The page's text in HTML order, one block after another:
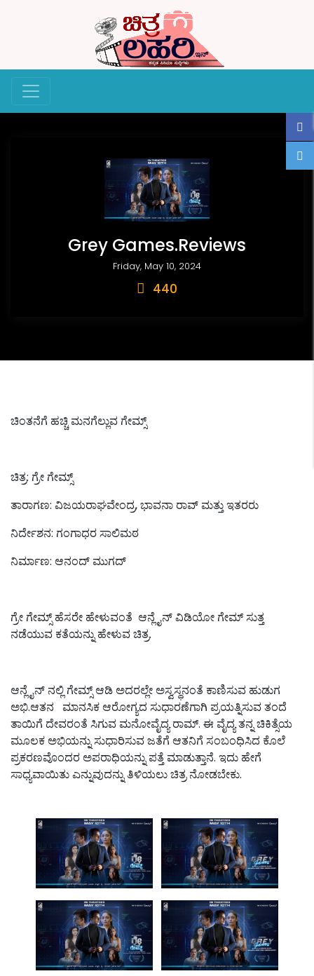
Grey Games.Reviews
Friday, May 10, 2024
440
ಚಿಂತನೆಗೆ ಹಚ್ಚಿ ಮನಗೆಲ್ಲುವ ಗೇಮ್ಸ್
ಚಿತ್ರ: ಗ್ರೇ ಗೇಮ್ಸ್
ತಾರಾಗಣ: ವಿಜಯರಾಘವೇಂದ್ರ, ಭಾವನಾ ರಾವ್ ಮತ್ತು ಇತರರು
ನಿರ್ದೇಶನ: ಗಂಗಾಧರ ಸಾಲಿಮಠ
ನಿರ್ಮಾಣ: ಆನಂದ್ ಮುಗದ್
ಗ್ರೇ ಗೇಮ್ಸ್ ಹೆಸರೇ ಹೇಳುವಂತೆ ಆನ್ಲೈನ್ ವಿಡಿಯೋ ಗೇಮ್ ಸುತ್ತ
ನಡೆಯುವ ಕತೆಯನ್ನು ಹೇಳುವ ಚಿತ್ರ.
ಆನ್ಲೈನ್ ನಲ್ಲಿ ಗೇಮ್ಸ್ ಆಡಿ ಅದರಲ್ಲೇ ಅಸ್ವಸ್ಥನಂತೆ ಕಾಣಿಸುವ ಹುಡುಗ
ಅಭಿ.‌ಆತನ ಮಾನಸಿಕ ಆರೋಗ್ಯದ ಸುಧಾರಣೆಗಾಗಿ ಪ್ರಯತ್ನಿಸುವ ತಂದೆ
ತಾಯಿಗೆ ದೇವರಂತೆ ಸಿಗುವ ಮನೋವೈದ್ಯ ರಾಮ್. ಈ ವೈದ್ಯ ತನ್ನ ಚಿಕಿತ್ಸೆಯ
ಮೂಲಕ‌ ಅಭಿಯನ್ನು ಸುಧಾರಿಸುವ ಜತೆಗೆ ಆತನಿಗೆ ಸಂಬಂಧಿಸಿದ ಕೊಲೆ
ಪ್ರಕರಣವೊಂದರ ಅಪರಾಧಿಯನ್ನು ಪತ್ತೆ ಮಾಡುತ್ತಾನೆ. ಇದು ಹೇಗೆ
ಸಾಧ್ಯವಾಯಿತು ಎನ್ನುವುದನ್ನು ತಿಳಿಯಲು ಚಿತ್ರ ನೋಡಬೇಕು.